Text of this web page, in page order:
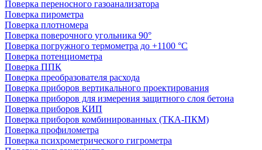
Поверка переносного газоанализатора
Поверка пирометра
Поверка плотномера
Поверка поверочного угольника 90°
Поверка погружного термометра до +1100 °С
Поверка потенциометра
Поверка ППК
Поверка преобразователя расхода
Поверка приборов вертикального проектирования
Поверка приборов для измерения защитного слоя бетона
Поверка приборов КИП
Поверка приборов комбинированных (ТКА-ПКМ)
Поверка профилометра
Поверка психрометрического гигрометра